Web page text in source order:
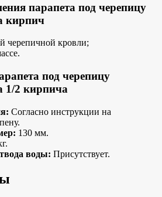
парапета под черепицу
кирпич
черепичной кровли;
под черепицу
1/2 кирпича
Согласно инструкции на
130 мм.
воды: Присутствует.